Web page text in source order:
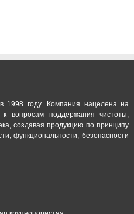
1998 году. Компания нацелена на
вопросам поддержания чистоты,
создавая продукцию по принципу
функциональности, безопасности